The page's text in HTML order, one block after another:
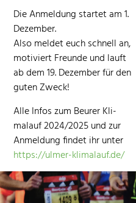
Die Anmel­dung startet am 1.
Dezem­ber.
Also meldet euch schnell an,
motiviert Fre­unde und lauft
ab dem 19. Dezem­ber für den
guten Zweck!
Alle Infos zum Beur­er Kli­
malauf 2024/2025 und zur
Anmel­dung find­et ihr unter
https://ulmer-klimalauf.de/